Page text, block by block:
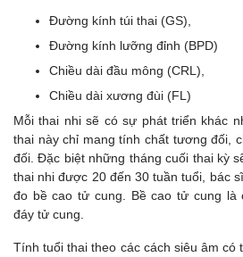
Đường kính túi thai (GS),
Đường kính lưỡng đỉnh (BPD)
Chiều dài đầu mông (CRL),
Chiều dài xương đùi (FL)
Mỗi thai nhi sẽ có sự phát triển khác
thai này chỉ mang tính chất tương đối,
đối. Đặc biệt những tháng cuối thai kỳ
thai nhi được 20 đến 30 tuần tuổi, bác
đo bề cao tử cung. Bề cao tử cung là
đáy tử cung.
Tính tuổi thai theo các cách siêu âm có